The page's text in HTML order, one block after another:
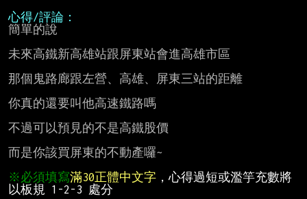
心得/評論：
簡單的說
未來高鐵新高雄站跟屏東站會進高雄市區
那個鬼路廊跟左營、高雄、屏東三站的距離
你真的還要叫他高速鐵路嗎
不過可以預見的不是高鐵股價
而是你該買屏東的不動產囉~
※必須填寫滿30正體中文字 ，心得過短或濫竽充數將
以板規 1-2-3 處分